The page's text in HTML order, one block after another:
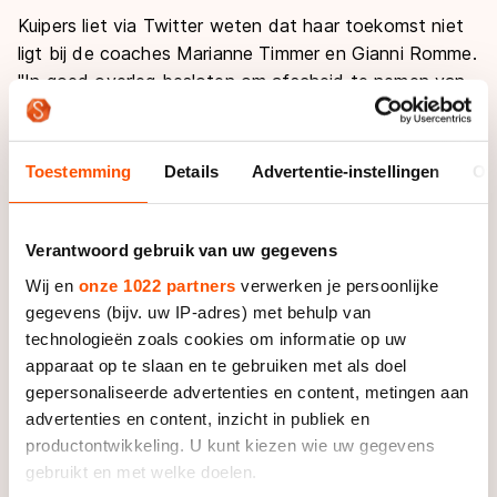
Toestemming Details Advertentie-instellingen
Verantwoord gebruik van uw gegevens
Wij en onze 1022 partners verwerken je persoonlijke
gegevens (bijv. uw IP-adres) met behulp van
technologieën zoals cookies om informatie op uw
apparaat op te slaan en te gebruiken met als doel
gepersonaliseerde advertenties en content, metingen aan
advertenties en content, inzicht in publiek en
productontwikkeling. U kunt kiezen wie uw gegevens
gebruikt en met welke doelen.
Kuipers liet via Twitter weten dat haar toekomst niet
ligt bij de coaches Marianne Timmer en Gianni Romme.
"In goed overleg besloten om afscheid te nemen van
Team Liga. Nu op zoek naar een andere omgeving om
mij voor te bereiden op volgend seizoen",tweetteze.
gronden. "Ze heeft twee jaar de tijd gehad om zich te
bieden om haar nog verder te brengen."
"Ze heeft zich wel degelijk ontwikkeld en misschien zit
er nog wel meer in, maar met de begeleidingsstaf
kwamen we tot de conclusie: ons lukt dat niet."
Bij de overige vijf rijdsters, Thijsje Oenema, Margot